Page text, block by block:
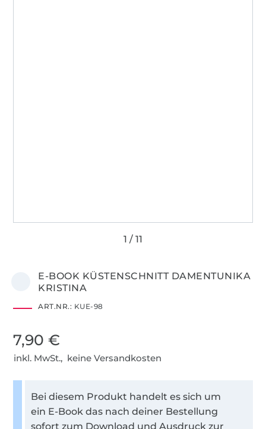
E-BOOK KÜSTENSCHNITT DAMENTUNIKA
KRISTINA
ART.NR.: KUE-98
7,90 €
inkl. MwSt., keine Versandkosten
Bei diesem Produkt handelt es sich um
ein E-Book das nach deiner Bestellung
sofort zum Download und Ausdruck zur